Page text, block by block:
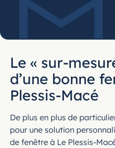
Le « sur-
d’une bonne
Plessis-Macé
De plus en plus de
pour une solution
de fenêtre à Le Plessis-